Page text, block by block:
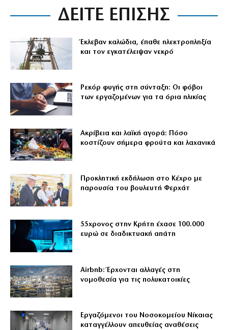
ΔΕΙΤΕ ΕΠΙΣΗΣ
Έκλεβαν καλώδια, έπαθε ηλεκτροπληξία
και τον εγκατέλειψαν νεκρό
Ρεκόρ φυγής στη σύνταξη: Οι φόβοι
των εργαζομένων για τα όρια ηλικίας
Ακρίβεια και λαϊκή αγορά: Πόσο
κοστίζουν σήμερα φρούτα και λαχανικά
Προκλητική εκδήλωση στο Κέχρο με
παρουσία του βουλευτή Φερχάτ
55χρονος στην Κρήτη έχασε 100.000
ευρώ σε διαδικτυακή απάτη
Airbnb: Έρχονται αλλαγές στη
νομοθεσία για τις πολυκατοικίες
Εργαζόμενοι του Νοσοκομείου Νίκαιας
καταγγέλλουν απευθείας αναθέσεις